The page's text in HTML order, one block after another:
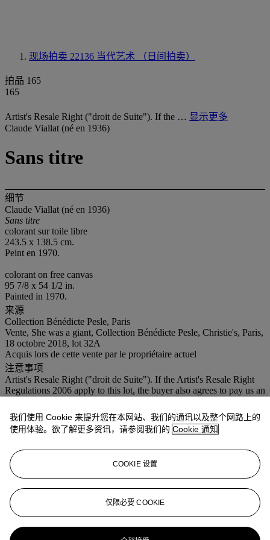
现场拍卖 22136 当代艺术 （日间拍卖）
拍品 165
165
Artist's Resale Right ("droit de Suite"). If the … 显示更多
Claude Viallat (né en 1936)
Sans titre
细节
Claude Viallat (né en 1936)
Sans titre
colorant sur toile libre
243.5 x 138.5 cm.
Peint en 1970.
colorant on free canvas
95 7/8 x 54 1/2 in.
Painted in 1970.
来源
Collection Bénédicte Pesle, Paris
Vente, She was a giant, Collection Bénédicte Pesle, Christie's, Paris,
18 octobre 2018, lot 32A
Acquis lors de cette vente par le propriétaire actuel
注意事项
Artist's Resale Right ("droit de Suite"). If the Artist's Resale Right
Regulations 2006 apply to this lot, the buyer also agrees to pay us an
and we undertake to the buyer to pay such amount to the artist's
collection agent. This item will be transferred to an offsite
warehouse after the sale. Please refer to department for information
更多详情
Cette œuvre est accompagnée d'un certificat d'authenticité de
l'artiste.
更多来自 当代艺术 （日间拍卖）
我们使用 Cookie 来提升您在本网站、我们的通讯以及整个网路上的
使用体验。欲了解更多资讯，请参阅我们的 Cookie 通知
COOKIE 设置
仅限必要 COOKIE